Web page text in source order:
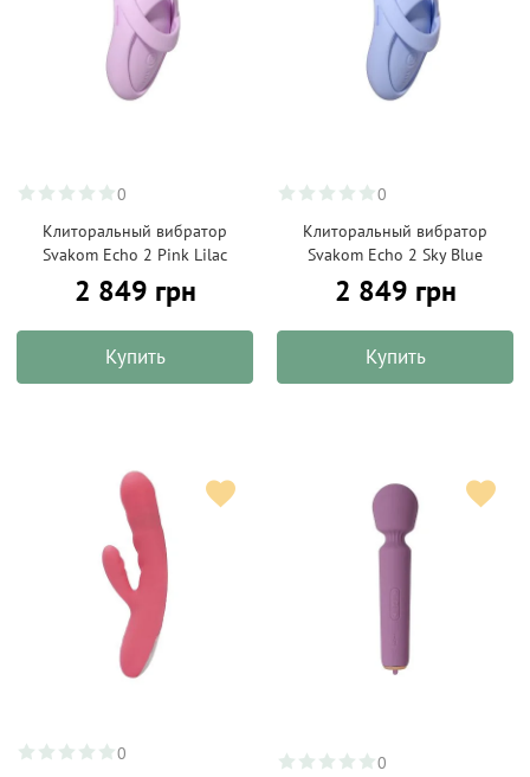
0
Клиторальный вибратор
Svakom Echo 2 Pink Lilac
2 849 грн
Купить
0
Клиторальный вибратор
Svakom Echo 2 Sky Blue
2 849 грн
Купить
0
0